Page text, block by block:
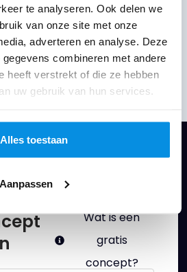
te analyseren. Ook delen we
van onze site met onze
adverteren en analyse. Deze
combineren met andere
heeft verstrekt of die ze hebben
uw gebruik van hun services.
Alles toestaan
Aanpassen
op Instagram
concept aan
Wat is een
gratis
concept?